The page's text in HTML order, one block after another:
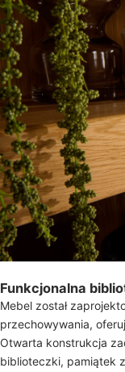
Funkcjonalna
Mebel został
przechowywania,
Otwarta konstrukcja
biblioteczki, pamiątek